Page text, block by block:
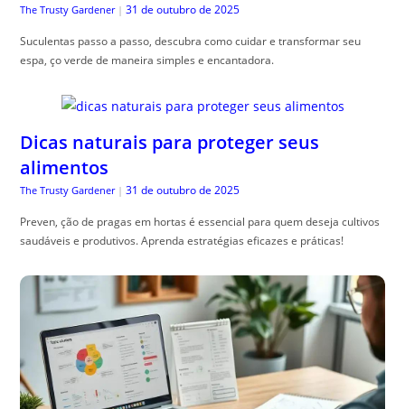
The Trusty Gardener | 31 de outubro de 2025
Suculentas passo a passo, descubra como cuidar e transformar seu
espa, ço verde de maneira simples e encantadora.
Dicas naturais para proteger seus
alimentos
The Trusty Gardener | 31 de outubro de 2025
Preven, ção de pragas em hortas é essencial para quem deseja cultivos
saudáveis e produtivos. Aprenda estratégias eficazes e práticas!